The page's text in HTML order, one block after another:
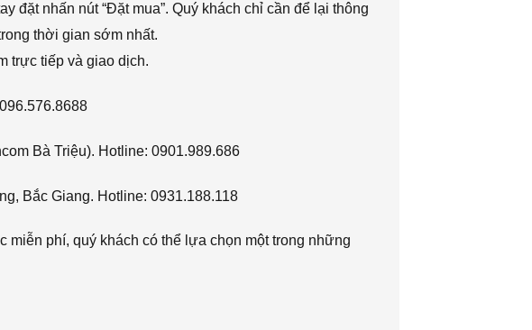
đặt nhấn nút “Đặt mua”. Quý khách chỉ cần để lại thông
thời gian sớm nhất.
trực tiếp và giao dịch.
Bà Triệu). Hotline: 0901.989.686
Bắc Giang. Hotline: 0931.188.118
phí, quý khách có thể lựa chọn một trong những